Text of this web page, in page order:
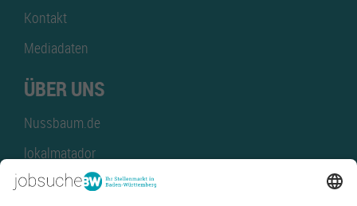
Kontakt
Mediadaten
ÜBER UNS
Nussbaum.de
lokalmatador
kaufinBW